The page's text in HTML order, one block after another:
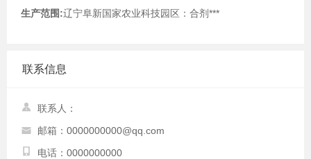
生产范围:辽宁阜新国家农业科技园区：合剂***
联系信息
联系人：
邮箱：0000000000@qq.com
电话：0000000000